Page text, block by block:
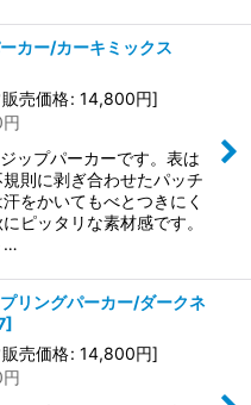
カー/カーキミックス
売価格: 14,800円]
円
ップパーカーです。表は
則に剥ぎ合わせたパッチ
をかいてもべとつきにく
ピッタリな素材感です。
…
リングパーカー/ダークネ
]
売価格: 14,800円]
円